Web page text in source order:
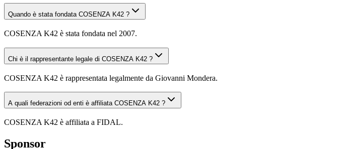
Quando è stata fondata COSENZA K42 ?
COSENZA K42 è stata fondata nel 2007.
Chi è il rappresentante legale di COSENZA K42 ?
COSENZA K42 è rappresentata legalmente da Giovanni Mondera.
A quali federazioni od enti è affiliata COSENZA K42 ?
COSENZA K42 è affiliata a FIDAL.
Sponsor